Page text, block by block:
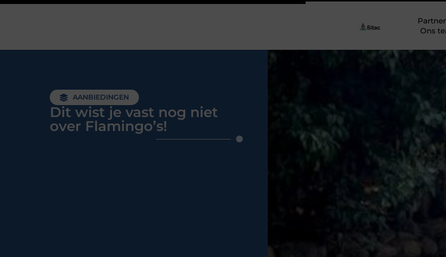
Ons
AANBIEDINGEN
Dit wist je vast nog niet
over Flamingo’s!